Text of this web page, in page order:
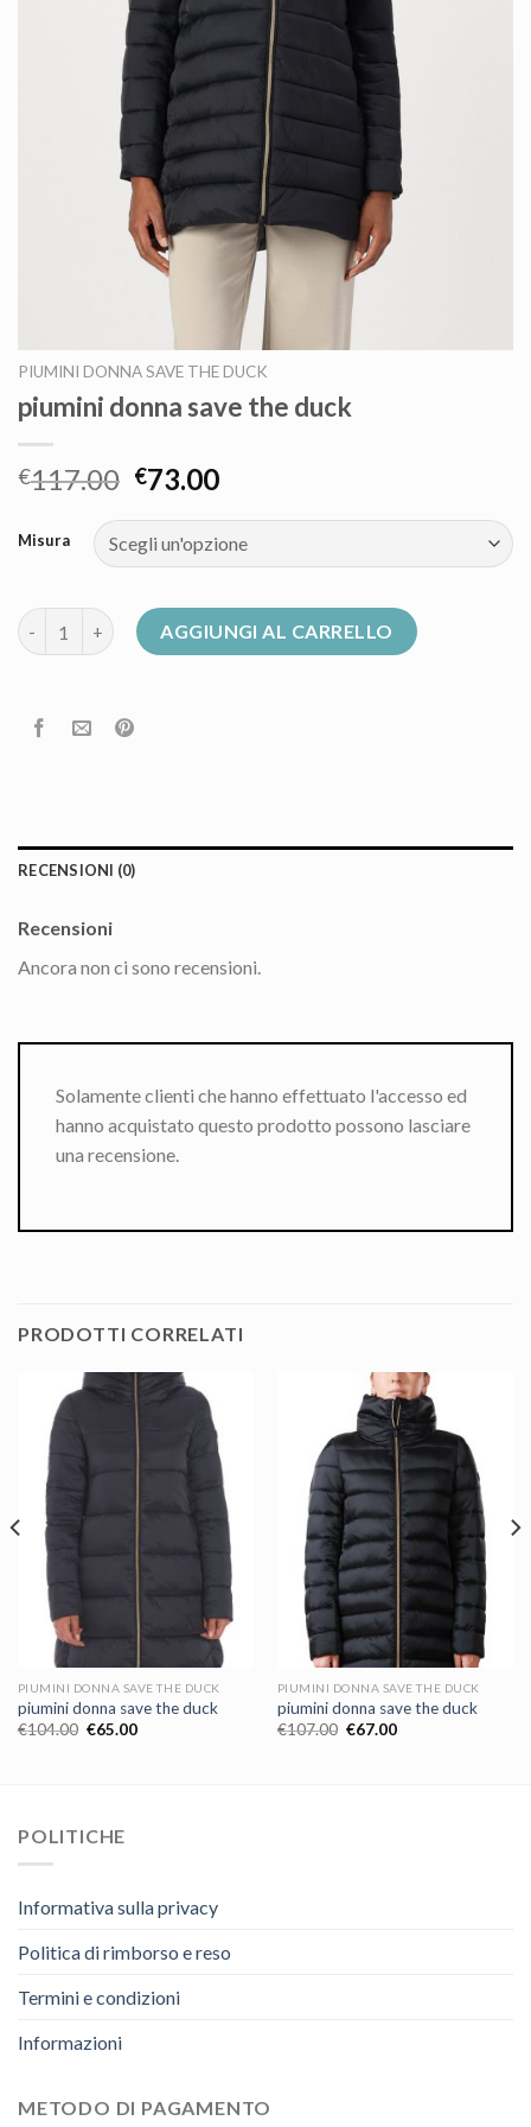
PIUMINI DONNA SAVE THE DUCK
piumini donna save the duck
€117.00 €73.00
Misura
piumini donna save the duck quantità
AGGIUNGI AL CARRELLO
RECENSIONI (0)
Recensioni
Ancora non ci sono recensioni.
Solamente clienti che hanno effettuato l'accesso ed
hanno acquistato questo prodotto possono lasciare
una recensione.
PRODOTTI CORRELATI
PIUMINI DONNA SAVE THE DUCK
piumini donna save the duck
€104.00 €65.00
PIUMINI DONNA SAVE THE DUCK
piumini donna save the duck
€107.00 €67.00
POLITICHE
Informativa sulla privacy
Politica di rimborso e reso
Termini e condizioni
Informazioni
METODO DI PAGAMENTO